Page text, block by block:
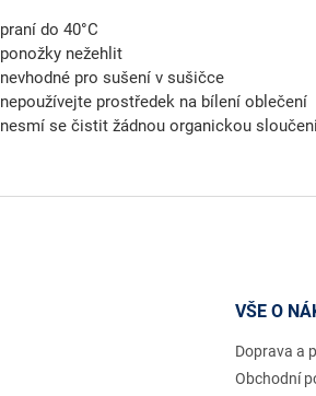
praní do 40°C
ponožky nežehlit
nevhodné pro sušení v sušičce
nepoužívejte prostředek na bílení oblečení
nesmí se čistit žádnou organickou
VŠE O
Doprava a
Obchodní